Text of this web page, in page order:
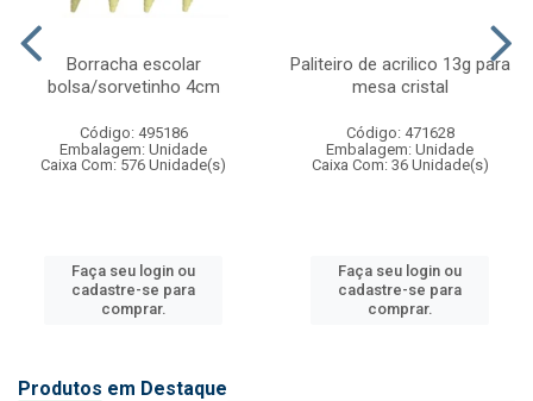
Borracha escolar
bolsa/sorvetinho 4cm
Código: 495186
Embalagem: Unidade
Caixa Com: 576 Unidade(s)
Faça seu login ou
cadastre-se para
comprar.
Paliteiro de acrilico 13g para
mesa cristal
Código: 471628
Embalagem: Unidade
Caixa Com: 36 Unidade(s)
Faça seu login ou
cadastre-se para
comprar.
Produtos em Destaque